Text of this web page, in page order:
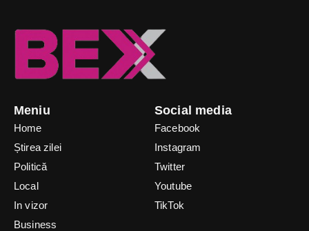
Meniu
Home
Știrea zilei
Politică
Local
In vizor
Business
Social media
Facebook
Instagram
Twitter
Youtube
TikTok